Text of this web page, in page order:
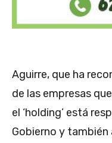
Aguirre, que ha
de las empresas
el ‘holding’ está
Gobierno y